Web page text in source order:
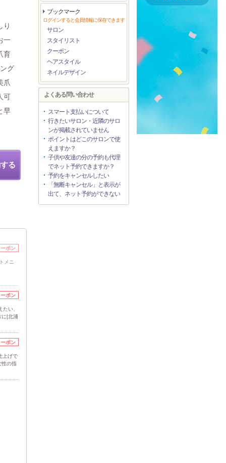
り
一
育
グ
爪
可
早
る
ポン
メニ
ポン
い、
に[北浦
ポン
上げで
性の指
ブックマーク
ログインすると会員情報に保存できます
サロン
スタイリスト
クーポン
ヘアスタイル
ネイルデザイン
よくある問い合わせ
スマート支払いについて
行きたいサロン・近隣のサロ
ンが掲載されていません
ポイントはどこのサロンで使
えますか？
子供や友達の分の予約も代理
でネット予約できますか？
予約をキャンセルしたい
「無断キャンセル」と表示が
出て、ネット予約ができない